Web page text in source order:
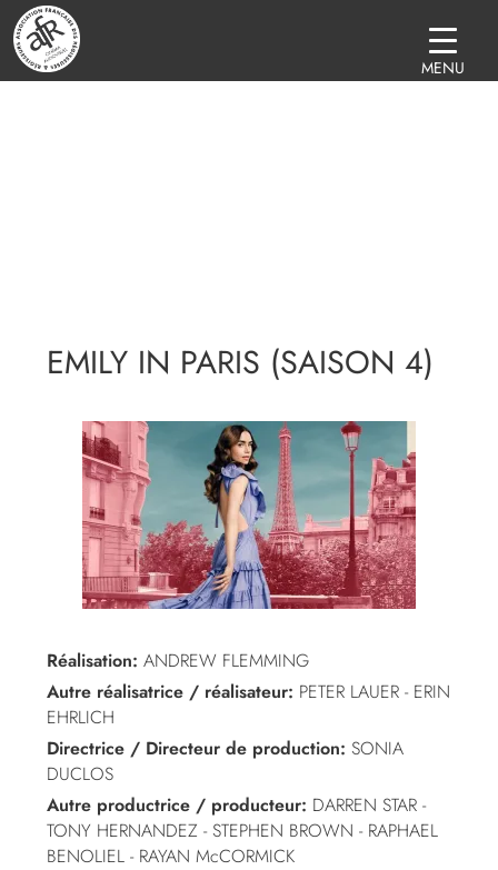
EMILY IN PARIS (SAISON 4)
Réalisation: ANDREW FLEMMING
Autre réalisatrice / réalisateur: PETER LAUER - ERIN
EHRLICH
Directrice / Directeur de production: SONIA
DUCLOS
Autre productrice / producteur: DARREN STAR -
TONY HERNANDEZ - STEPHEN BROWN - RAPHAEL
BENOLIEL - RAYAN McCORMICK
MENU